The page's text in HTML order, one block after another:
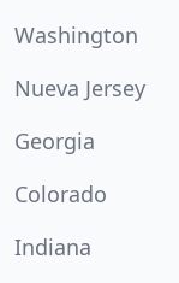
Washington
Nueva Jersey
Georgia
Colorado
Indiana